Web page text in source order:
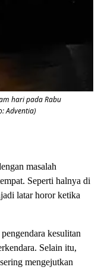
hari pada Rabu
Adventia)
masalah
Seperti halnya di
latar horor ketika
kesulitan
Selain itu,
mengejutkan